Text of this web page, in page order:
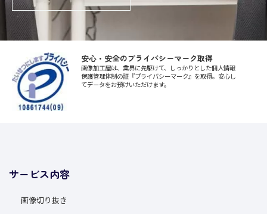
安心・安全のプライバシーマーク取得
画像加工屋は、業界に先駆けて、しっかりとした個人情報
保護管理体制の証『プライバシーマーク』を取得。安心し
てデータをお預けいただけます。
サービス内容
画像切り抜き